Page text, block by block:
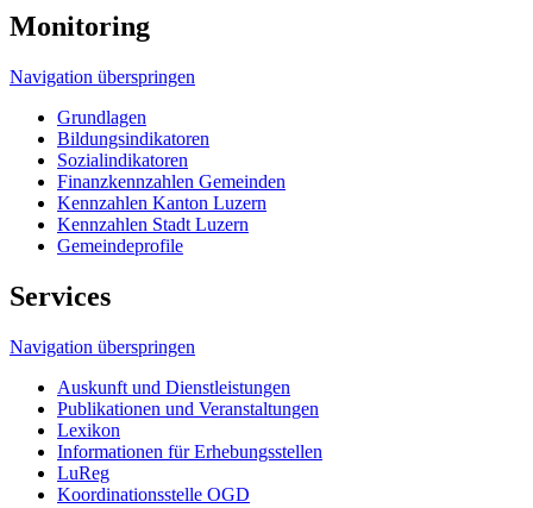
Monitoring
Navigation überspringen
Grundlagen
Bildungsindikatoren
Sozialindikatoren
Finanzkennzahlen Gemeinden
Kennzahlen Kanton Luzern
Kennzahlen Stadt Luzern
Gemeindeprofile
Services
Navigation überspringen
Auskunft und Dienstleistungen
Publikationen und Veranstaltungen
Lexikon
Informationen für Erhebungsstellen
LuReg
Koordinationsstelle OGD